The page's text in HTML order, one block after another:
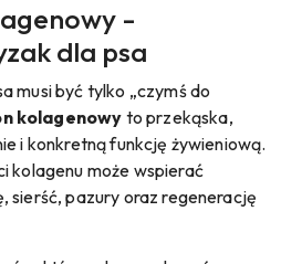
-
dla psa
musi być tylko „czymś do
kolagenowy to przekąska,
i konkretną funkcję żywieniową.
kolagenu może wspierać
sierść, pazury oraz regenerację